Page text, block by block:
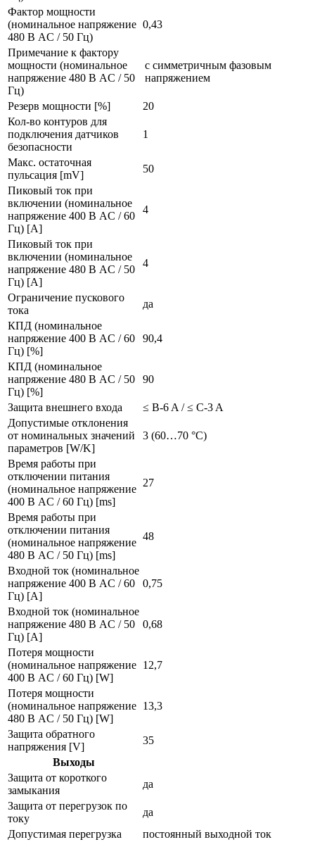
Фактор мощности
(номинальное напряжение
480 В AC / 50 Гц)
0,43
Примечание к фактору
мощности (номинальное
напряжение 480 В AC / 50
Гц)
с симметричным фазовым
напряжением
Резерв мощности [%]
20
Кол-во контуров для
подключения датчиков
безопасности
1
Макс. остаточная
пульсация [mV]
50
Пиковый ток при
включении (номинальное
напряжение 400 В AC / 60
Гц) [A]
4
Пиковый ток при
включении (номинальное
напряжение 480 В AC / 50
Гц) [A]
4
Ограничение пускового
тока
да
КПД (номинальное
напряжение 400 В AC / 60
Гц) [%]
90,4
КПД (номинальное
напряжение 480 В AC / 50
Гц) [%]
90
Защита внешнего входа
≤ B-6 A / ≤ C-3 A
Допустимые отклонения
от номинальных значений
параметров [W/K]
3 (60…70 °C)
Время работы при
отключении питания
(номинальное напряжение
400 В AC / 60 Гц) [ms]
27
Время работы при
отключении питания
(номинальное напряжение
480 В AC / 50 Гц) [ms]
48
Входной ток (номинальное
напряжение 400 В AC / 60
Гц) [A]
0,75
Входной ток (номинальное
напряжение 480 В AC / 50
Гц) [A]
0,68
Потеря мощности
(номинальное напряжение
400 В AC / 60 Гц) [W]
12,7
Потеря мощности
(номинальное напряжение
480 В AC / 50 Гц) [W]
13,3
Защита обратного
напряжения [V]
35
Выходы
Защита от короткого
замыкания
да
Защита от перегрузок по
току
да
Допустимая перегрузка
постоянный выходной ток